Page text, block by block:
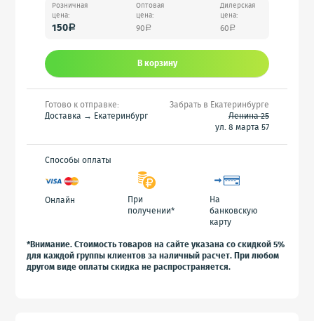
Розничная
цена:
150a
Оптовая
цена:
90 a
Дилерская
цена:
60 a
В корзину
Готово к отправке:
Доставка → Екатеринбург
Забрать в Екатеринбурге
Ленина 25
ул. 8 марта 57
Способы оплаты
Онлайн
При
получении*
На
банковскую
карту
*Внимание. Стоимость товаров на сайте указана со скидкой 5%
для каждой группы клиентов за наличный расчет. При любом
другом виде оплаты скидка не распространяется.